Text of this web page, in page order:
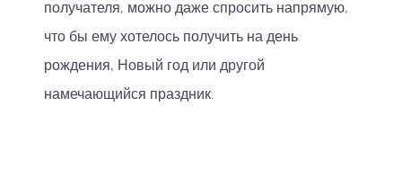
получателя, можно даже спросить напрямую,
что бы ему хотелось получить на день
рождения, Новый год или другой
намечающийся праздник.